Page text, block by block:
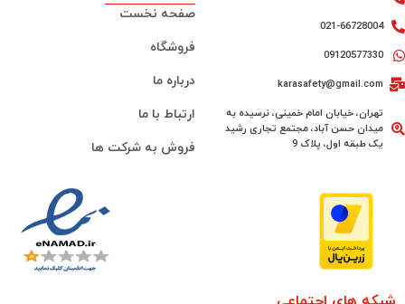
021-66728004
09120577330
karasafety@gmail.com
تهران، خیابان امام خمینی، نرسیده به
میدان حسن آباد، مجتمع تجاری رشید
یک طبقه اول، پلاک 9
صفحه نخست
فروشگاه
درباره ما
ارتباط با ما
فروش به شرکت ها